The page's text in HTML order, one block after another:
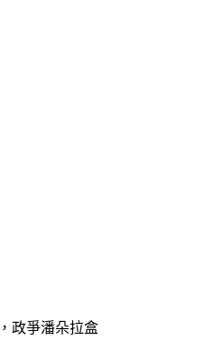
政爭潘朵拉盒